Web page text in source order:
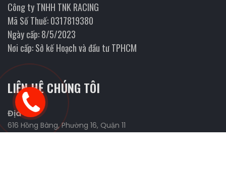
Công ty TNHH TNK RACING
Mã Số Thuế: 0317819380
Ngày cấp: 8/5/2023
Nơi cấp: Sở kế Hoạch và đầu tư TPHCM
LIÊN HỆ CHÚNG TÔI
Địa chỉ
616 Hồng Bàng, Phường 16, Quận 11